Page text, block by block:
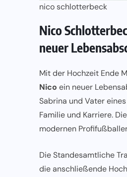
nico schlotterbeck
Nico
neuer
Mit der Hochzeit Ende
Nico ein neuer
Sabrina und Vater
Familie und Karriere.
modernen
Die Standesamtliche
die anschließende